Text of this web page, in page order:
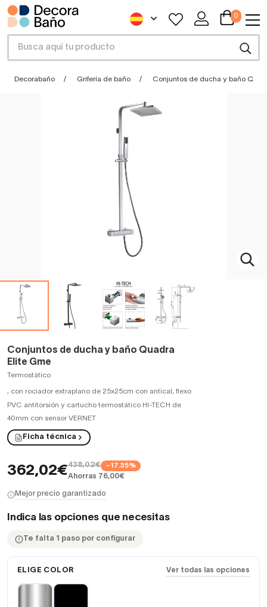
0
Decorabaño Grifería de baño Conjuntos de ducha y baño
Conjuntos de ducha y baño Quadra
Elite Gme
Termostático
, con rociador extraplano de 25x25cm con antical, flexo
PVC antitorsión y cartucho termostático HI-TECH de
40mm con sensor VERNET
Ficha técnica
362,02€438,02€ −17.35%
Ahorras 76,00€
Mejor precio garantizado
Indica las opciones que necesitas
Te falta 1 paso por configurar
ELIGE COLOR Ver todas las opciones